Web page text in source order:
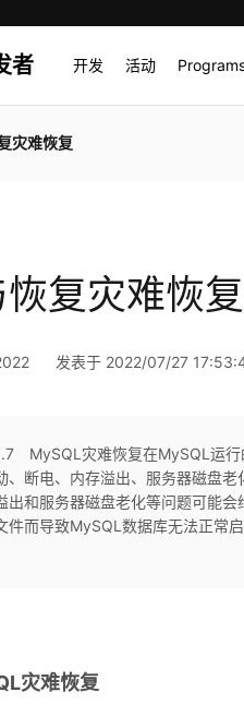
者 开发 活动
灾难恢复
复灾难恢复
发表于 2022/07/27
MySQL灾难恢复在MySQL运
、断电、内存溢出、服务器磁盘
出和服务器磁盘老化等问题可能
件而导致MySQL数据库无法正常
灾难恢复